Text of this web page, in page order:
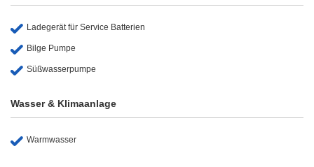
Ladegerät für Service Batterien
Bilge Pumpe
Süßwasserpumpe
Wasser & Klimaanlage
Warmwasser